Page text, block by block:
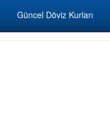
Güncel Döviz Kurları